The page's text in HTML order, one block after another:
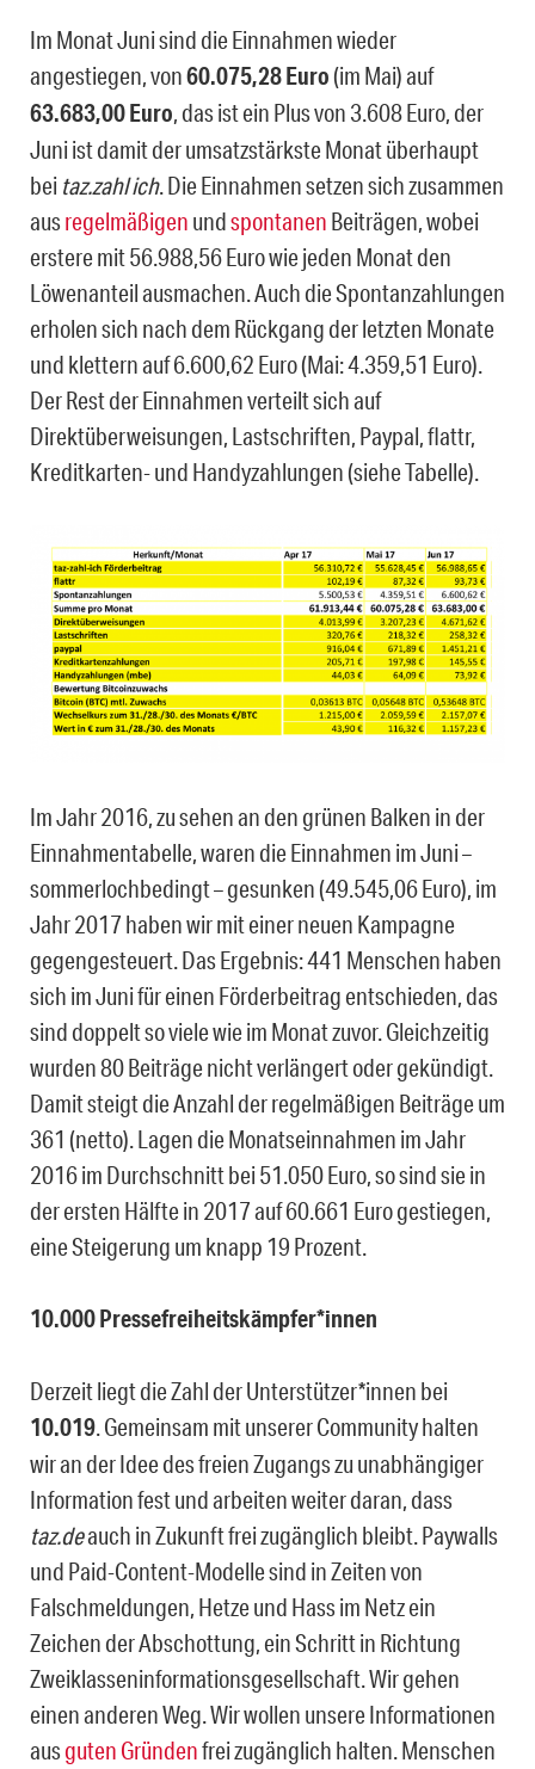
Im Monat Juni sind die Einnahmen wieder
angestiegen, von60.075,28 Euro(im Mai) auf
63.683,00 Euro, das ist ein Plus von 3.608 Euro, der
Juni ist damit der umsatzstärkste Monat überhaupt
bei taz.zahl ich. Die Einnahmen setzen sich zusammen
ausregelmäßigen undspontanen Beiträgen, wobei
erstere mit 56.988,56 Euro wie jeden Monat den
Löwenanteil ausmachen. Auch die Spontanzahlungen
erholen sich nach dem Rückgang der letzten Monate
und klettern auf 6.600,62 Euro (Mai: 4.359,51 Euro).
Der Rest der Einnahmen verteilt sich auf
Direktüberweisungen, Lastschriften, Paypal, flattr,
Kreditkarten- und Handyzahlungen (siehe Tabelle).
Im Jahr 2016, zu sehen an den grünen Balken in der
Einnahmentabelle, waren die Einnahmen im Juni –
sommerlochbedingt – gesunken (49.545,06 Euro), im
Jahr 2017 haben wir mit einer neuen Kampagne
gegengesteuert. Das Ergebnis: 441 Menschen haben
sich im Juni für einen Förderbeitrag entschieden, das
sind doppelt so viele wie im Monat zuvor. Gleichzeitig
wurden 80 Beiträge nicht verlängert oder gekündigt.
Damit steigt die Anzahl der regelmäßigen Beiträge um
361 (netto). Lagen die Monatseinnahmen im Jahr
2016 im Durchschnitt bei 51.050 Euro, so sind sie in
der ersten Hälfte in 2017 auf 60.661 Euro gestiegen,
eine Steigerung um knapp 19 Prozent.
10.000 Pressefreiheitskämpfer*innen
Derzeit liegt die Zahl der Unterstützer*innen bei
10.019 . Gemeinsam mit unserer Community halten
wir an der Idee des freien Zugangs zu unabhängiger
Information fest und arbeiten weiter daran, dass
taz.deauch in Zukunft frei zugänglich bleibt. Paywalls
und Paid-Content-Modelle sind in Zeiten von
Falschmeldungen, Hetze und Hass im Netz ein
Zeichen der Abschottung, ein Schritt in Richtung
Zweiklasseninformationsgesellschaft. Wir gehen
einen anderen Weg. Wir wollen unsere Informationen
ausguten Gründenfrei zugänglich halten. Menschen